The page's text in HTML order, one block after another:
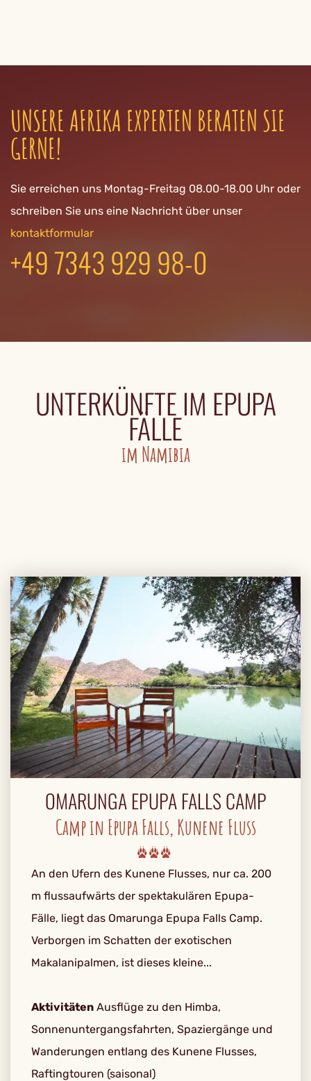
UNSERE AFRIKA EXPERTEN BERATEN SIE
GERNE!
Sie erreichen uns Montag-Freitag 08.00-18.00 Uhr oder
schreiben Sie uns eine Nachricht über unser
kontaktformular
+49 7343 929 98-0
UNTERKÜNFTE IM EPUPA
FÄLLE
im Namibia
OMARUNGA EPUPA FALLS CAMP
Camp in Epupa Falls, Kunene Fluss
An den Ufern des Kunene Flusses, nur ca. 200
m flussaufwärts der spektakulären Epupa-
Fälle, liegt das Omarunga Epupa Falls Camp.
Verborgen im Schatten der exotischen
Makalanipalmen, ist dieses kleine...
Aktivitäten Ausflüge zu den Himba,
Sonnenuntergangsfahrten, Spaziergänge und
Wanderungen entlang des Kunene Flusses,
Raftingtouren (saisonal)